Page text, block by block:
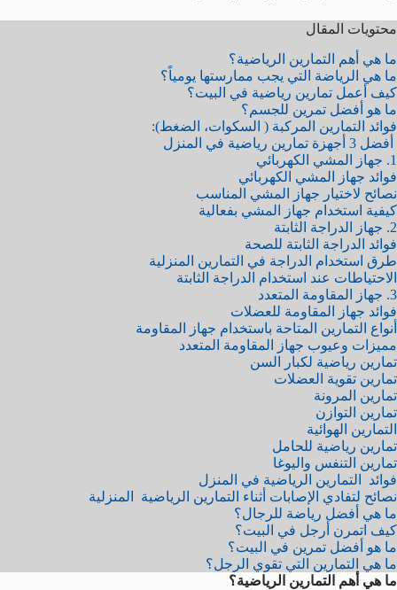
محتويات المقال
ما هي أهم التمارين الرياضية؟
ما هي الرياضة التي يجب ممارستها يومياً؟
كيف أعمل تمارين رياضية في البيت؟
ما هو أفضل تمرين للجسم؟
فوائد التمارين المركبة ( السكوات، الضغط):
أفضل 3 أجهزة تمارين رياضية في المنزل
1. جهاز المشي الكهربائي
فوائد جهاز المشي الكهربائي
نصائح لاختيار جهاز المشي المناسب
كيفية استخدام جهاز المشي بفعالية
2. جهاز الدراجة الثابتة
فوائد الدراجة الثابتة للصحة
طرق استخدام الدراجة في التمارين المنزلية
الاحتياطات عند استخدام الدراجة الثابتة
3. جهاز المقاومة المتعدد
فوائد جهاز المقاومة للعضلات
أنواع التمارين المتاحة باستخدام جهاز المقاومة
مميزات وعيوب جهاز المقاومة المتعدد
تمارين رياضية لكبار السن
تمارين تقوية العضلات
تمارين المرونة
تمارين التوازن
التمارين الهوائية
تمارين رياضية للحامل
تمارين التنفس واليوغا
فوائد التمارين الرياضية في المنزل
نصائح لتفادي الإصابات أثناء التمارين الرياضية المنزلية
ما هي أفضل رياضة للرجال؟
كيف اتمرن أرجل في البيت؟
ما هو أفضل تمرين في البيت؟
ما هي التمارين التي تقوي الرجل؟
ما هي أهم التمارين الرياضية؟